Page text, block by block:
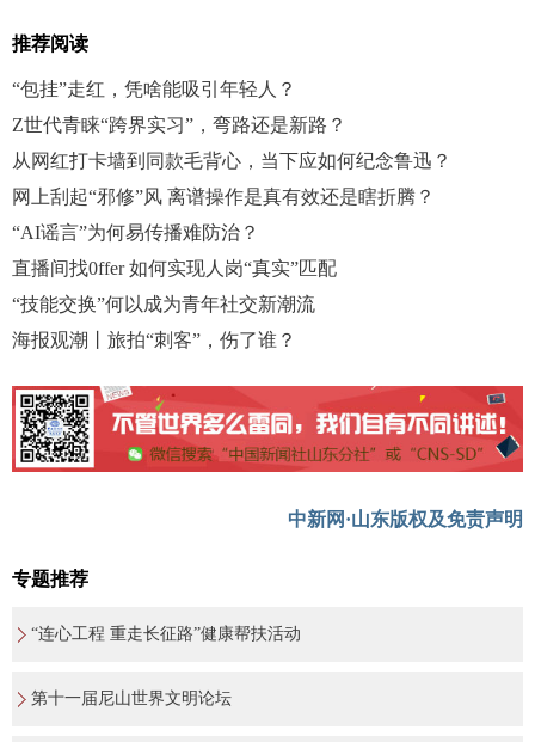
推荐阅读
“包挂”走红，凭啥能吸引年轻人？
Z世代青睐“跨界实习”，弯路还是新路？
从网红打卡墙到同款毛背心，当下应如何纪念鲁迅？
网上刮起“邪修”风 离谱操作是真有效还是瞎折腾？
“AI谣言”为何易传播难防治？
直播间找0ffer 如何实现人岗“真实”匹配
“技能交换”何以成为青年社交新潮流
海报观潮丨旅拍“刺客”，伤了谁？
中新网·山东版权及免责声明
专题推荐
“连心工程 重走长征路”健康帮扶活动
第十一届尼山世界文明论坛